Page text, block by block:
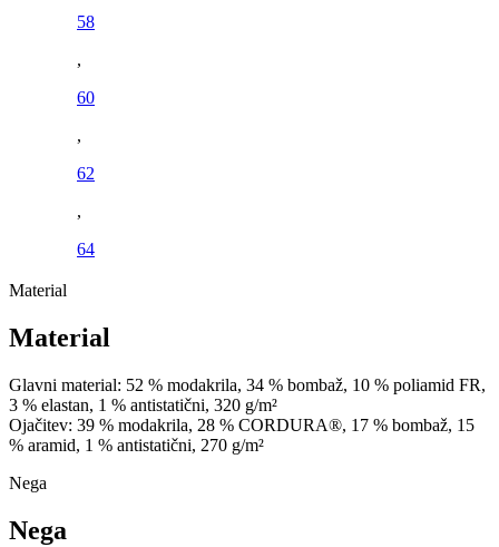
58
,
60
,
62
,
64
Material
Material
Glavni material: 52 % modakrila, 34 % bombaž, 10 % poliamid FR,
3 % elastan, 1 % antistatični, 320 g/m²
Ojačitev: 39 % modakrila, 28 % CORDURA®, 17 % bombaž, 15
% aramid, 1 % antistatični, 270 g/m²
Nega
Nega